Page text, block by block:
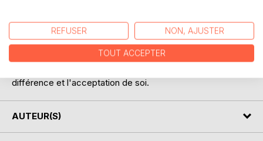
Dans ce deuxième tome des Contes d'Evêr, l'histoire du
Prince Sans-Main est racontée par l'auteure dans le style
des anciens contes littéraires. On y retrouve tous les
ingrédients des récits imaginaires où le dramatique côtoie
différence et l'acceptation de soi.
AUTEUR(S)
REFUSER NON, AJUSTER
TOUT ACCEPTER